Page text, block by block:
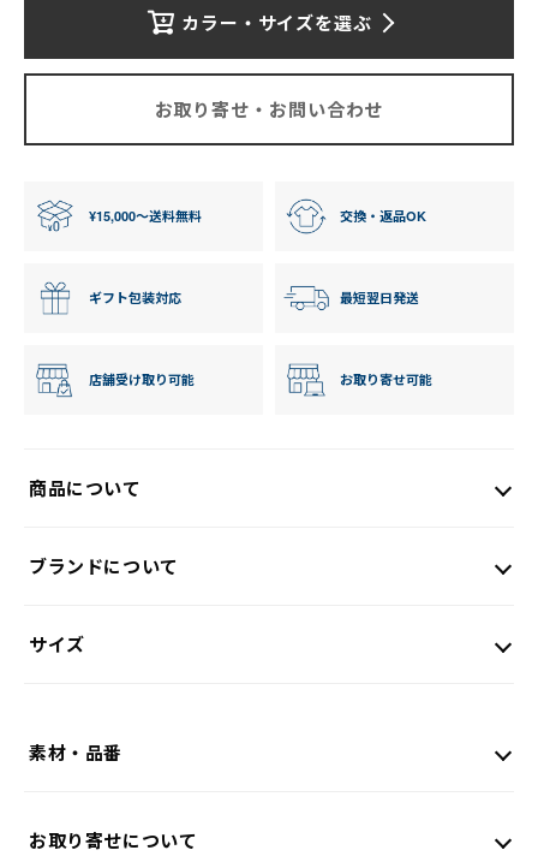
カラー・サイズを選ぶ
お取り寄せ・お問い合わせ
¥15,000〜送料無料 交換・返品OK
ギフト包装対応 最短翌日発送
店舗受け取り可能 お取り寄せ可能
商品について
ブランドについて
サイズ
素材・品番
お取り寄せについて